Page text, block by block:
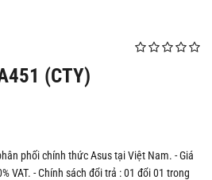
(CTY)
phối chính thức Asus tại Việt Nam. - Giá
VAT. - Chính sách đổi trả : 01 đổi 01 trong